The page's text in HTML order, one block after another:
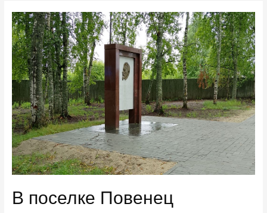
следят
за
гипертониками
на
расстоянии
В поселке Повенец